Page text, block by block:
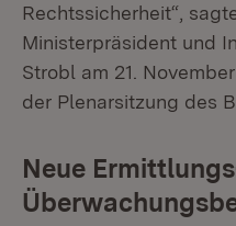
Rechtssicherheit“,
Ministerpräsident und
Strobl am 21.
der Plenarsitzung des
Neue